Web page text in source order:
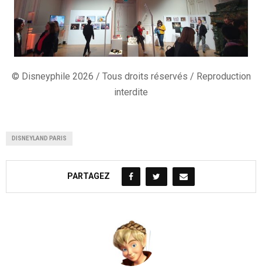
© Disneyphile 2026 / Tous droits réservés / Reproduction
interdite
DISNEYLAND PARIS
PARTAGEZ